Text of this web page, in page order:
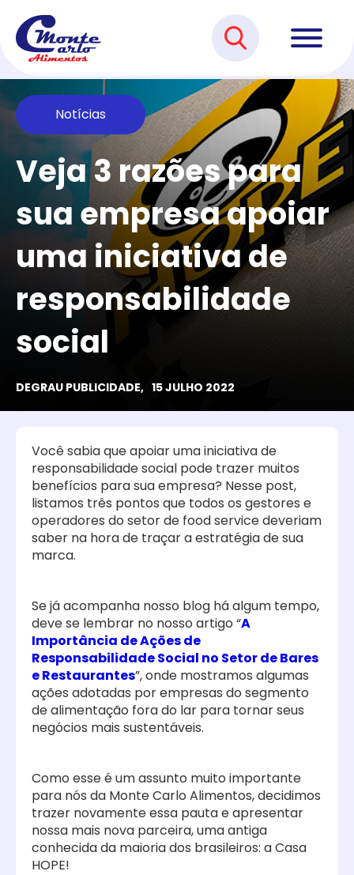
Notícias
Veja 3 razões para
sua empresa apoiar
uma iniciativa de
responsabilidade
social
DEGRAU PUBLICIDADE, 15 JULHO 2022
Você sabia que apoiar uma iniciativa de
responsabilidade social pode trazer muitos
benefícios para sua empresa? Nesse post,
listamos três pontos que todos os gestores e
operadores do setor de food service deveriam
saber na hora de traçar a estratégia de sua
marca.
Se já acompanha nosso blog há algum tempo,
deve se lembrar no nosso artigo “A
Importância de Ações de
Responsabilidade Social no Setor de Bares
e Restaurantes”, onde mostramos algumas
ações adotadas por empresas do segmento
de alimentação fora do lar para tornar seus
negócios mais sustentáveis.
Como esse é um assunto muito importante
para nós da Monte Carlo Alimentos, decidimos
trazer novamente essa pauta e apresentar
nossa mais nova parceira, uma antiga
conhecida da maioria dos brasileiros: a Casa
HOPE!